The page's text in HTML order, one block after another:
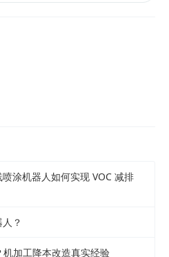
涂机器人如何实现 VOC 减排
？
加工降本改造真实经验